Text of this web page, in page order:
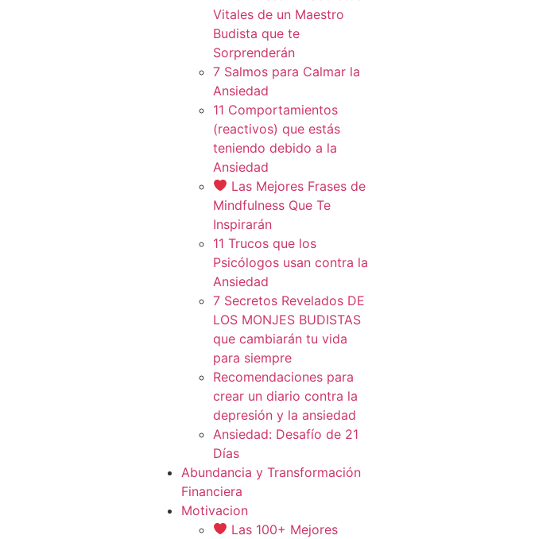
Vitales de un Maestro
Budista que te
Sorprenderán
7 Salmos para Calmar la
Ansiedad
11 Comportamientos
(reactivos) que estás
teniendo debido a la
Ansiedad
Las Mejores Frases de
Mindfulness Que Te
Inspirarán
11 Trucos que los
Psicólogos usan contra la
Ansiedad
7 Secretos Revelados DE
LOS MONJES BUDISTAS
que cambiarán tu vida
para siempre
Recomendaciones para
crear un diario contra la
depresión y la ansiedad
Ansiedad: Desafío de 21
Días
Abundancia y Transformación
Financiera
Motivacion
Las 100+ Mejores